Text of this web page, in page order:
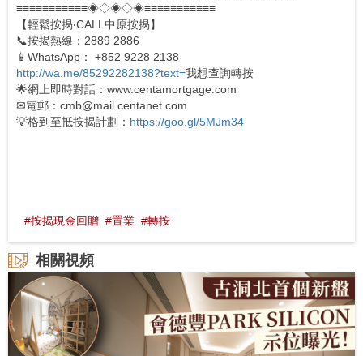
≡≡≡≡≡≡≡≡≡≡≡◈◇◈◇◈≡≡≡≡≡≡≡≡≡≡≡
【輕鬆按揭‧CALL中原按揭】
📞按揭熱線：2889 2886
📱WhatsApp： +852 9228 2138
http://wa.me/85292282138?text=我想查詢轉按
🌟網上即時對話：www.centamortgage.com
✉電郵：cmb@mail.centanet.com
💡格到至抵按揭計劃： https://goo.gl/5MJm34
#按揭現金回贈 #置業 #轉按
相關視頻